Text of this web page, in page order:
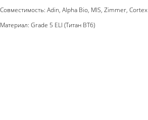
Совместимость: Adin, Alpha Bio, MIS, Zimmer, Cortex
Материал: Grade 5 ELI (Титан ВТ6)